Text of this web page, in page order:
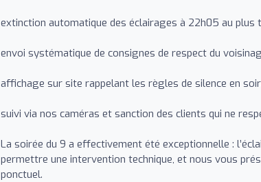
extinction automatique des éclairages à 22h05 au plus
envoi systématique de consignes de respect du
affichage sur site rappelant les règles de silence en
suivi via nos caméras et sanction des clients qui ne
La soirée du 9 a effectivement été exceptionnelle :
permettre une intervention technique, et nous vous
ponctuel.